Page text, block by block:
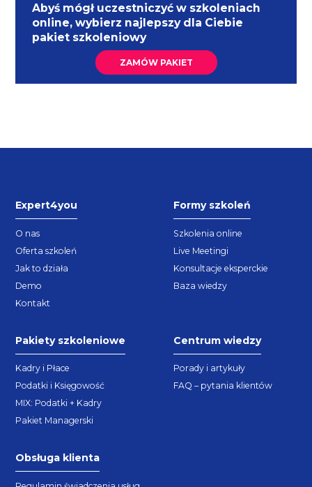
Abyś mógł uczestniczyć w szkoleniach
online, wybierz najlepszy dla Ciebie
pakiet szkoleniowy
ZAMÓW PAKIET
Expert4you
O nas
Oferta szkoleń
Jak to działa
Demo
Kontakt
Formy szkoleń
Szkolenia online
Live Meetingi
Konsultacje eksperckie
Baza wiedzy
Pakiety szkoleniowe
Kadry i Płace
Podatki i Księgowość
MIX: Podatki + Kadry
Pakiet Managerski
Centrum wiedzy
Porady i artykuły
FAQ – pytania klientów
Obsługa klienta